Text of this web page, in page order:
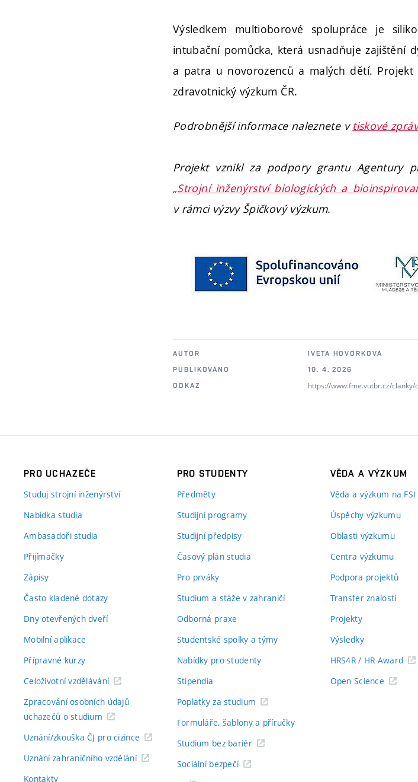
Výsledkem multioborové spolupráce je
intubační pomůcka, která usnadňuje zajištění
a patra u novorozenců a malých dětí.
zdravotnický výzkum ČR.
Podrobnější informace naleznete v tiskové
Projekt vznikl za podpory grantu Agentury
„Strojní inženýrství biologických a
v rámci výzvy Špičkový výzkum.
AUTOR
IVETA HOVORKOVÁ
PUBLIKOVÁNO
10. 4. 2026
ODKAZ
https://www.fme.vutbr.cz/clanky/
PRO UCHAZEČE
Studuj strojní inženýrství
Nabídka studia
Ambasadoři studia
Přijímačky
Zápisy
Často kladené dotazy
Dny otevřených dveří
Mobilní aplikace
Přípravné kurzy
Celoživotní vzdělávání
Zpracování osobních údajů
uchazečů o studium
Uznání/zkouška ČJ pro cizince
Uznání zahraničního vzdělání
Kontakty
PRO STUDENTY
Předměty
Studijní programy
Studijní předpisy
Časový plán studia
Pro prváky
Studium a stáže v zahraničí
Odborná praxe
Studentské spolky a týmy
Nabídky pro studenty
Stipendia
Poplatky za studium
Formuláře, šablony a příručky
Studium bez bariér
Sociální bezpečí
VĚDA A VÝZKUM
Věda a výzkum na FSI
Úspěchy výzkumu
Oblasti výzkumu
Centra výzkumu
Podpora projektů
Transfer znalostí
Projekty
Výsledky
HRS4R / HR Award
Open Science